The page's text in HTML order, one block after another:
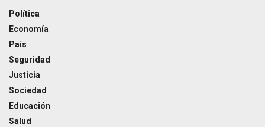
Política
Economía
País
Seguridad
Justicia
Sociedad
Educación
Salud